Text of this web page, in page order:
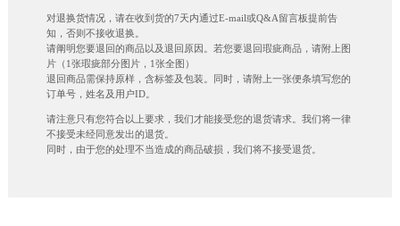
对退换货情况，请在收到货的7天内通过E-mail或Q&A留言板提前告
知，否则不接收退换。
请阐明您要退回的商品以及退回原因。若您要退回瑕疵商品，请附上图
片（1张瑕疵部分图片，1张全图）
退回商品需保持原样，含标签及包装。同时，请附上一张便条填写您的
订单号，姓名及用户ID。
请注意只有您符合以上要求，我们才能接受您的退货请求。我们将一律
不接受未经同意发出的退货。
同时，由于您的处理不当造成的商品破损，我们将不接受退货。